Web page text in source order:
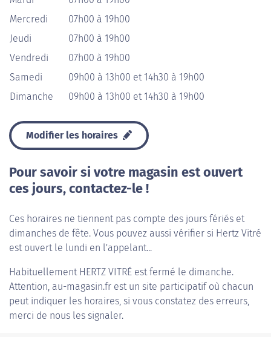
Mercredi
07h00 à 19h00
Jeudi
07h00 à 19h00
Vendredi
07h00 à 19h00
Samedi
09h00 à 13h00 et 14h30 à 19h00
Dimanche
09h00 à 13h00 et 14h30 à 19h00
Modifier les horaires
Pour savoir si votre magasin est ouvert
ces jours, contactez-le !
Ces horaires ne tiennent pas compte des jours fériés et
dimanches de fête. Vous pouvez aussi vérifier si Hertz Vitré
est ouvert le lundi en l'appelant...
Habituellement HERTZ VITRÉ est fermé le dimanche.
Attention, au-magasin.fr est un site participatif où chacun
peut indiquer les horaires, si vous constatez des erreurs,
merci de nous les signaler.